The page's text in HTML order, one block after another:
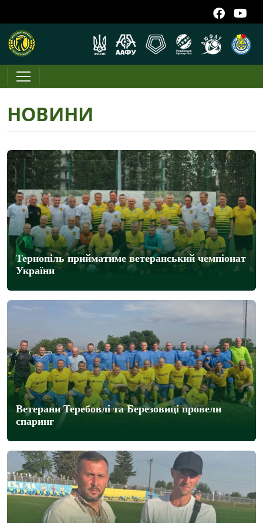
НОВИНИ
Тернопіль прийматиме ветеранський чемпіонат
України
Ветерани Теребовлі та Березовиці провели
спаринг